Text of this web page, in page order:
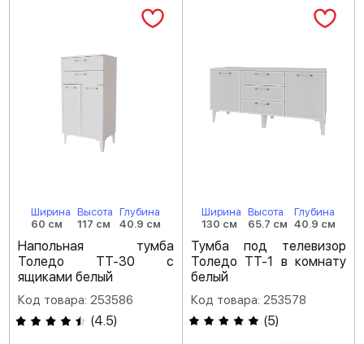
Ширина
60 см
Высота
117 см
Глубина
40.9 см
Напольная тумба
Толедо ТТ-30 с
ящиками белый
Код товара: 253586
(4.5)
Ширина
130 см
Высота
65.7 см
Глубина
40.9 см
Тумба под телевизор
Толедо ТТ-1 в комнату
белый
Код товара: 253578
(5)